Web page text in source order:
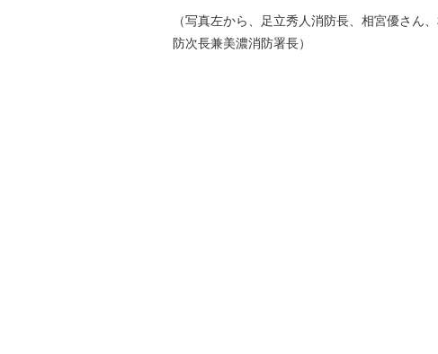
（写真左から、足立秀人消防長、相宮優さん
防次長兼美濃消防署長）